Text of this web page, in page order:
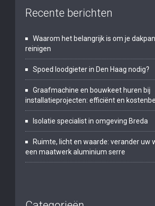
Recente berichten
Waarom het belangrijk is om je
reinigen
Spoed loodgieter in Den Haag nodig?
Graafmachine en bouwkeet huren bij
installatieprojecten: efficiënt en
Isolatie specialist in omgeving Breda
Ruimte, licht en waarde: verander uw
een maatwerk aluminium serre